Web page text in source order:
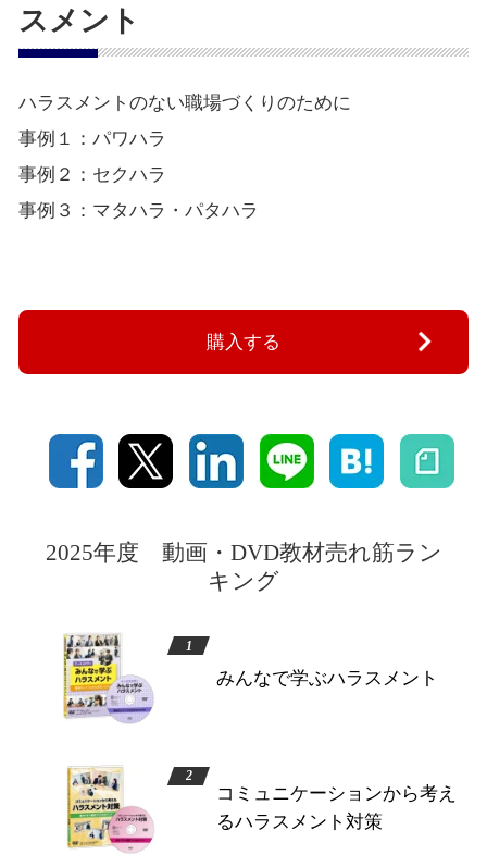
スメント
ハラスメントのない職場づくりのために
事例１：パワハラ
事例２：セクハラ
事例３：マタハラ・パタハラ
購入する
2025年度 動画・DVD教材売れ筋ラン
キング
みんなで学ぶハラスメント
コミュニケーションから考え
るハラスメント対策